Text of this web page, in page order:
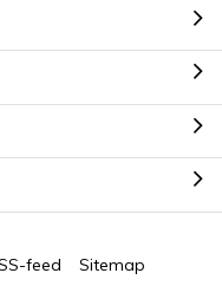
feed Sitemap